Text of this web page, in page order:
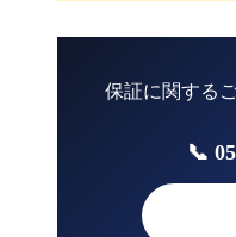
保証に関する
📞